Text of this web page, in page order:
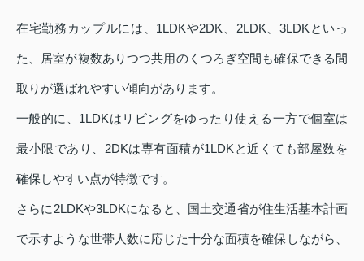
在宅勤務カップルには、1LDKや2DK、2LDK、3LDKといっ
た、居室が複数ありつつ共用のくつろぎ空間も確保できる間
取りが選ばれやすい傾向があります。
一般的に、1LDKはリビングをゆったり使える一方で個室は
最小限であり、2DKは専有面積が1LDKと近くても部屋数を
確保しやすい点が特徴です。
さらに2LDKや3LDKになると、国土交通省が住生活基本計画
で示すような世帯人数に応じた十分な面積を確保しながら、